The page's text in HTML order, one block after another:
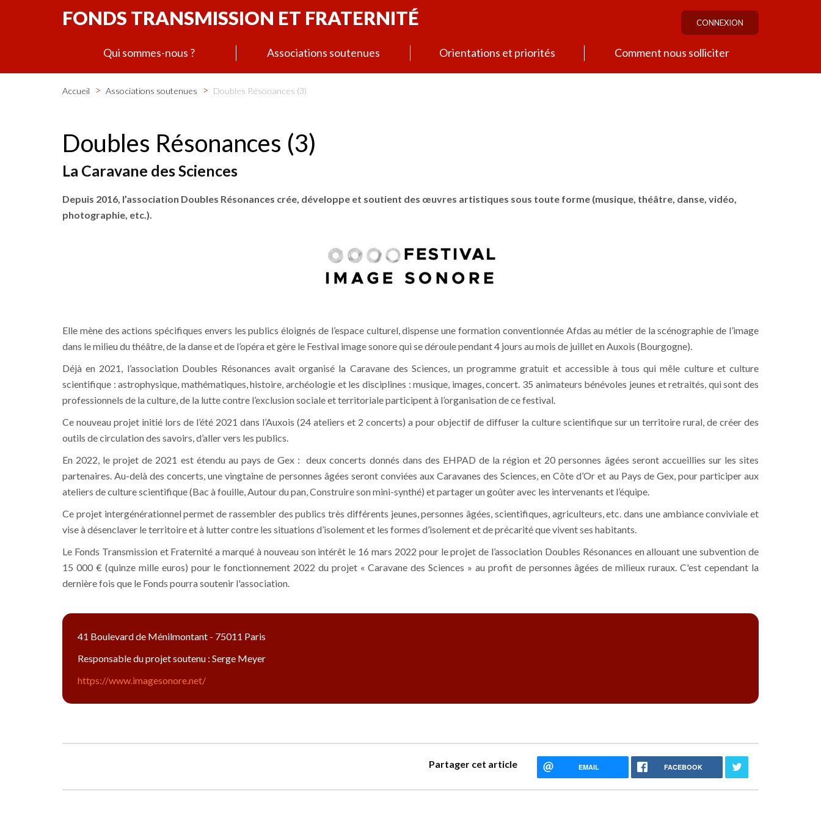
FONDS TRANSMISSION ET FRATERNITÉ CONNEXION
Qui sommes-nous ? Associations soutenues Orientations et priorités Comment nous solliciter
Accueil > Associations soutenues > Doubles Résonances (3)
Doubles Résonances (3)
La Caravane des Sciences
Depuis 2016, l’association Doubles Résonances crée, développe et soutient des œuvres artistiques sous toute forme (musique, théâtre, danse, vidéo,
photographie, etc.).
Elle mène des actions spécifiques envers les publics éloignés de l’espace culturel, dispense une formation conventionnée Afdas au métier de la scénographie de l’image
dans le milieu du théâtre, de la danse et de l’opéra et gère le Festival image sonore qui se déroule pendant 4 jours au mois de juillet en Auxois (Bourgogne).
Déjà en 2021, l’association Doubles Résonances avait organisé la Caravane des Sciences, un programme gratuit et accessible à tous qui mêle culture et culture
scientifique : astrophysique, mathématiques, histoire, archéologie et les disciplines : musique, images, concert. 35 animateurs bénévoles jeunes et retraités, qui sont des
professionnels de la culture, de la lutte contre l’exclusion sociale et territoriale participent à l’organisation de ce festival.
Ce nouveau projet initié lors de l’été 2021 dans l’Auxois (24 ateliers et 2 concerts) a pour objectif de diffuser la culture scientifique sur un territoire rural, de créer des
outils de circulation des savoirs, d’aller vers les publics.
En 2022, le projet de 2021 est étendu au pays de Gex : deux concerts donnés dans des EHPAD de la région et 20 personnes âgées seront accueillies sur les sites
partenaires. Au-delà des concerts, une vingtaine de personnes âgées seront conviées aux Caravanes des Sciences, en Côte d’Or et au Pays de Gex, pour participer aux
ateliers de culture scientifique (Bac à fouille, Autour du pan, Construire son mini-synthé) et partager un goûter avec les intervenants et l’équipe.
Ce projet intergénérationnel permet de rassembler des publics très différents jeunes, personnes âgées, scientifiques, agriculteurs, etc. dans une ambiance conviviale et
vise à désenclaver le territoire et à lutter contre les situations d’isolement et les formes d’isolement et de précarité que vivent ses habitants.
Le Fonds Transmission et Fraternité a marqué à nouveau son intérêt le 16 mars 2022 pour le projet de l’association Doubles Résonances en allouant une subvention de
15 000 € (quinze mille euros) pour le fonctionnement 2022 du projet « Caravane des Sciences » au profit de personnes âgées de milieux ruraux. C'est cependant la
dernière fois que le Fonds pourra soutenir l'association.
41 Boulevard de Ménilmontant - 75011 Paris
Responsable du projet soutenu : Serge Meyer
https://www.imagesonore.net/
Partager cet article EMAIL FACEBOOK